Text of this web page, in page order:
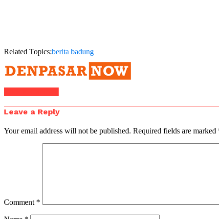
Related Topics:berita badung
Leave a Reply
Your email address will not be published. Required fields are marked
Comment *